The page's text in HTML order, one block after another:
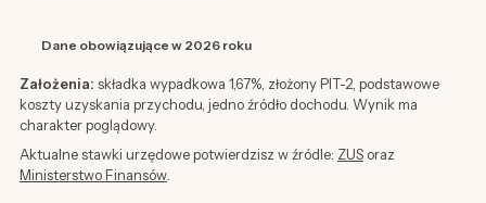
Dane obowiązujące w 2026 roku
Założenia: składka wypadkowa 1,67%, złożony PIT-2, podstawowe
koszty uzyskania przychodu, jedno źródło dochodu. Wynik ma
charakter poglądowy.
Aktualne stawki urzędowe potwierdzisz w źródle: ZUSoraz
Ministerstwo Finansów.